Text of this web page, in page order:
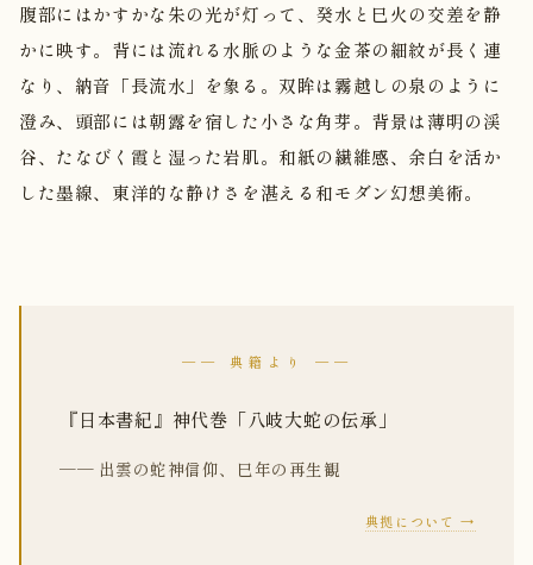
腹部にはかすかな朱の光が灯って、癸水と巳火の交差を静
かに映す。背には流れる水脈のような金茶の細紋が長く連
なり、納音「長流水」を象る。双眸は霧越しの泉のように
澄み、頭部には朝露を宿した小さな角芽。背景は薄明の渓
谷、たなびく霞と湿った岩肌。和紙の繊維感、余白を活か
した墨線、東洋的な静けさを湛える和モダン幻想美術。
── 典籍より ──
『日本書紀』神代巻「八岐大蛇の伝承」
── 出雲の蛇神信仰、巳年の再生観
典拠について →